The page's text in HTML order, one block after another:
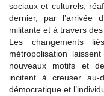
sociaux et culturels,
dernier, par l’arrivée
militante et à travers
Les changements
métropolisation
nouveaux motifs et
incitent à creuser
démocratique et